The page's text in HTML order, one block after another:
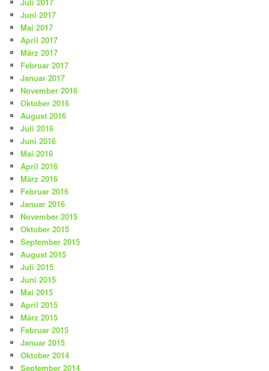
Juni 2017
Mai 2017
April 2017
März 2017
Februar 2017
Januar 2017
November 2016
Oktober 2016
August 2016
Juli 2016
Juni 2016
Mai 2016
April 2016
März 2016
Februar 2016
Januar 2016
November 2015
Oktober 2015
September 2015
August 2015
Juli 2015
Juni 2015
Mai 2015
April 2015
März 2015
Februar 2015
Januar 2015
Oktober 2014
September 2014